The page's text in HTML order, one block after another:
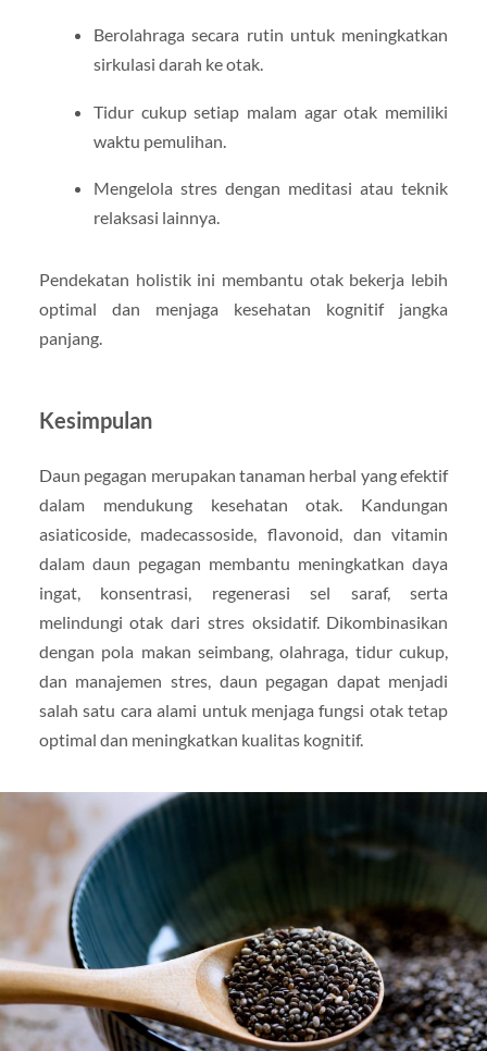
Berolahraga secara rutin untuk meningkatkan
sirkulasi darah ke otak.
Tidur cukup setiap malam agar otak memiliki
waktu pemulihan.
Mengelola stres dengan meditasi atau teknik
relaksasi lainnya.
Pendekatan holistik ini membantu otak bekerja lebih
optimal dan menjaga kesehatan kognitif jangka
panjang.
Kesimpulan
Daun pegagan merupakan tanaman herbal yang efektif
dalam mendukung kesehatan otak. Kandungan
asiaticoside, madecassoside, flavonoid, dan vitamin
dalam daun pegagan membantu meningkatkan daya
ingat, konsentrasi, regenerasi sel saraf, serta
melindungi otak dari stres oksidatif. Dikombinasikan
dengan pola makan seimbang, olahraga, tidur cukup,
dan manajemen stres, daun pegagan dapat menjadi
salah satu cara alami untuk menjaga fungsi otak tetap
optimal dan meningkatkan kualitas kognitif.